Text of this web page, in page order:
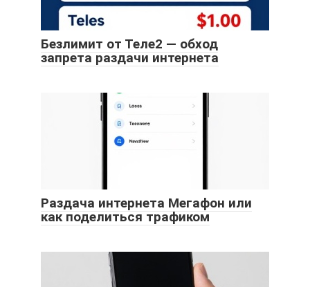
Безлимит от Теле2 — обход
запрета раздачи интернета
Раздача интернета Мегафон или
как поделиться трафиком